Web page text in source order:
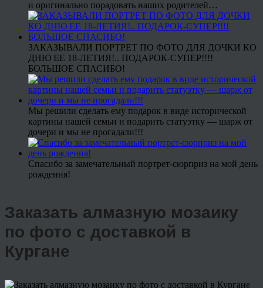
и оригинально порадовать наших родителей…
ЗАКАЗЫВАЛИ ПОРТРЕТ ПО ФОТО ДЛЯ ДОЧКИ КО
ДНЮ ЕЕ 18-ЛЕТИЯ!.. ПОДАРОК-СУПЕР!!!!
БОЛЬШОЕ СПАСИБО!
Мы решили сделать ему подарок в виде исторической
картины нашей семьи и подарить статуэтку — шарж от
дочери и мы не прогадали!!!
Спасибо за замечательный портрет-сюрприз на мой день
рождения!
Заказать алмазную мозаику
по фото с доставкой в
Кургане